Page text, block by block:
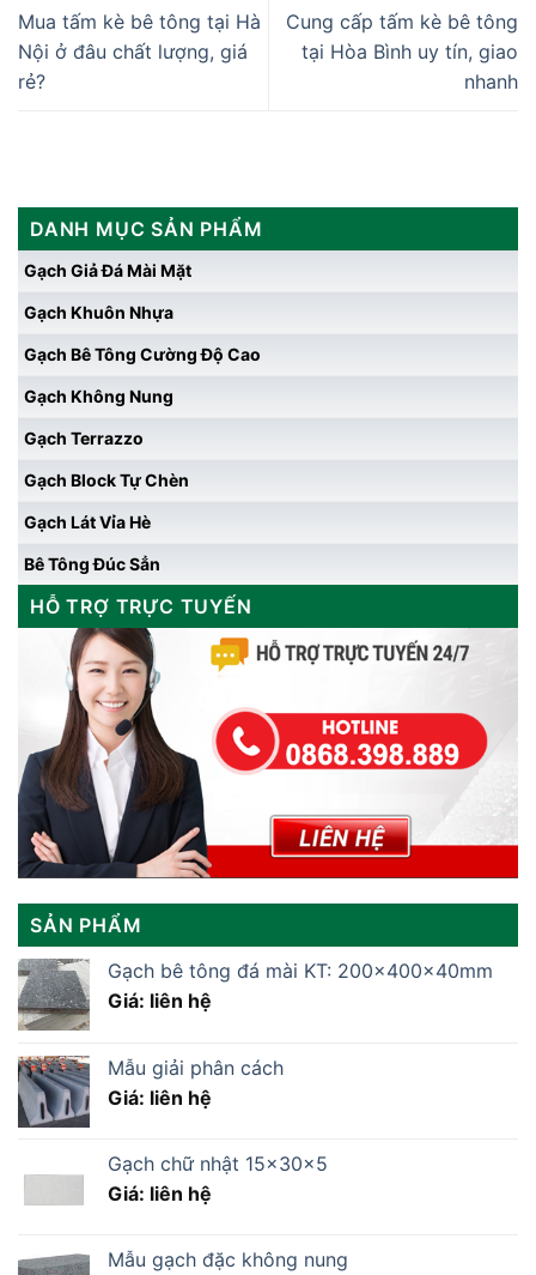
Mua tấm kè bê tông tại Hà
Nội ở đâu chất lượng, giá
rẻ?
Cung cấp tấm kè bê tông
tại Hòa Bình uy tín, giao
nhanh
DANH MỤC SẢN PHẨM
Gạch Giả Đá Mài Mặt
Gạch Khuôn Nhựa
Gạch Bê Tông Cường Độ Cao
Gạch Không Nung
Gạch Terrazzo
Gạch Block Tự Chèn
Gạch Lát Vỉa Hè
Bê Tông Đúc Sẳn
HỖ TRỢ TRỰC TUYẾN
SẢN PHẨM
Gạch bê tông đá mài KT: 200x400x40mm
Giá: liên hệ
Mẫu giải phân cách
Giá: liên hệ
Gạch chữ nhật 15x30x5
Giá: liên hệ
Mẫu gạch đặc không nung